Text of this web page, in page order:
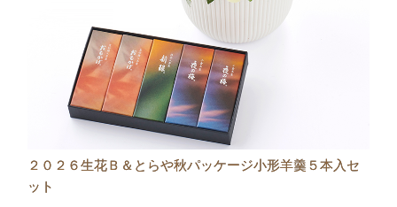
２０２６生花Ｂ＆とらや秋パッケージ小形羊羹５本入セ
ット